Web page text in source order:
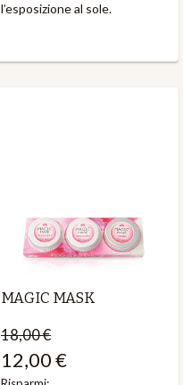
l’esposizione al sole.
MAGIC MASK
18,00 €
12,00 €